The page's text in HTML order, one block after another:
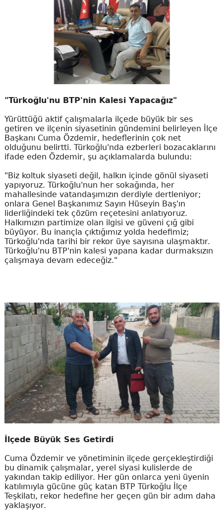
"Türkoğlu'nu BTP'nin Kalesi Yapacağız"
Yürüttüğü aktif çalışmalarla ilçede büyük bir ses
getiren ve ilçenin siyasetinin gündemini belirleyen İlçe
Başkanı Cuma Özdemir, hedeflerinin çok net
olduğunu belirtti. Türkoğlu'nda ezberleri bozacaklarını
ifade eden Özdemir, şu açıklamalarda bulundu:
"Biz koltuk siyaseti değil, halkın içinde gönül siyaseti
yapıyoruz. Türkoğlu'nun her sokağında, her
mahallesinde vatandaşımızın derdiyle dertleniyor;
onlara Genel Başkanımız Sayın Hüseyin Baş'ın
liderliğindeki tek çözüm reçetesini anlatıyoruz.
Halkımızın partimize olan ilgisi ve güveni çığ gibi
büyüyor. Bu inançla çıktığımız yolda hedefimiz;
Türkoğlu'nda tarihi bir rekor üye sayısına ulaşmaktır.
Türkoğlu'nu BTP'nin kalesi yapana kadar durmaksızın
çalışmaya devam edeceğiz."
İlçede Büyük Ses Getirdi
Cuma Özdemir ve yönetiminin ilçede gerçekleştirdiği
bu dinamik çalışmalar, yerel siyasi kulislerde de
yakından takip ediliyor. Her gün onlarca yeni üyenin
katılımıyla gücüne güç katan BTP Türkoğlu İlçe
Teşkilatı, rekor hedefine her geçen gün bir adım daha
yaklaşıyor.